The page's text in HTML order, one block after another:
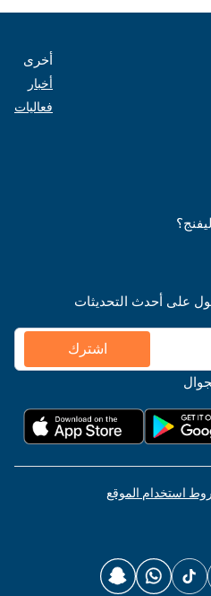
أخرى
أخبار
فعاليات
على أحدث التحديثات
اشترك
استخدام الموقع